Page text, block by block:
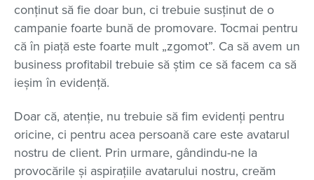
conținut să fie doar bun, ci trebuie susținut de o
campanie foarte bună de promovare. Tocmai pentru
că în piață este foarte mult „zgomot”. Ca să avem un
business profitabil trebuie să știm ce să facem ca să
ieșim în evidență.
Doar că, atenție, nu trebuie să fim evidenți pentru
oricine, ci pentru acea persoană care este avatarul
nostru de client. Prin urmare, gândindu-ne la
provocările și aspirațiile avatarului nostru, creăm